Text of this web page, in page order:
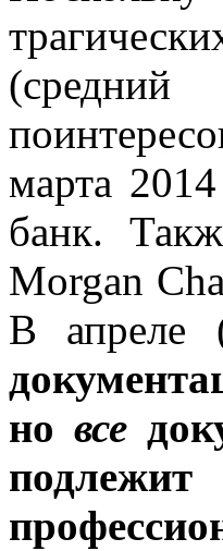
марта
банк.
Morgan
В апреле
но все